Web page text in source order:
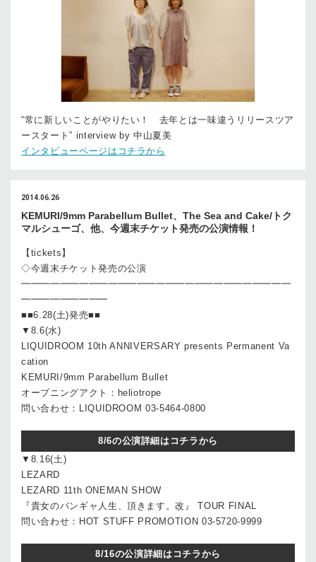
“常に新しいことがやりたい！ 去年とは一味違うリリースツア
ースタート” interview by 中山夏美
インタビューページはコチラから
2014.06.26
KEMURI/9mm Parabellum Bullet、The Sea and Cake/トク
マルシューゴ、他、今週末チケット発売の公演情報！
【tickets】
◇今週末チケット発売の公演
━━━━━━━━━━━━━━━━━━━━━━━━━━━━
━━━━━━━━━
■■6.28(土)発売■■
▼8.6(水)
LIQUIDROOM 10th ANNIVERSARY presents Permanent Va
cation
KEMURI/9mm Parabellum Bullet
オープニングアクト：heliotrope
問い合わせ：LIQUIDROOM 03-5464-0800
8/6の公演詳細はコチラから
▼8.16(土)
LEZARD
LEZARD 11th ONEMAN SHOW
『貴女のバンギャ人生、頂きます。改』 TOUR FINAL
問い合わせ：HOT STUFF PROMOTION 03-5720-9999
8/16の公演詳細はコチラから